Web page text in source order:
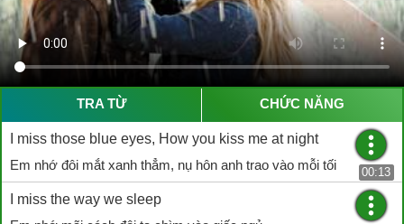
TRA TỪ CHỨC NĂNG
I miss those blue eyes, How you kiss me at night
Em nhớ đôi mắt xanh thẳm, nụ hôn anh trao vào mỗi tối
00:13
I miss the way we sleep